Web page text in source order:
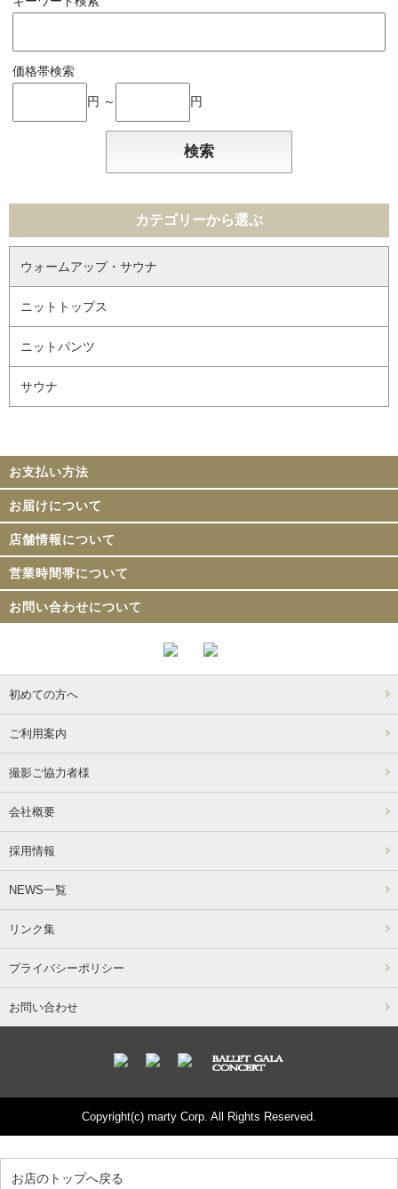
価格帯検索
円 ～ 円
カテゴリーから選ぶ
ウォームアップ・サウナ
ニットトップス
ニットパンツ
サウナ
お支払い方法
お届けについて
店舗情報について
営業時間帯について
お問い合わせについて
初めての方へ
ご利用案内
撮影ご協力者様
会社概要
採用情報
NEWS一覧
リンク集
プライバシーポリシー
お問い合わせ
Copyright(c) marty Corp. All Rights Reserved.
お店のトップへ戻る